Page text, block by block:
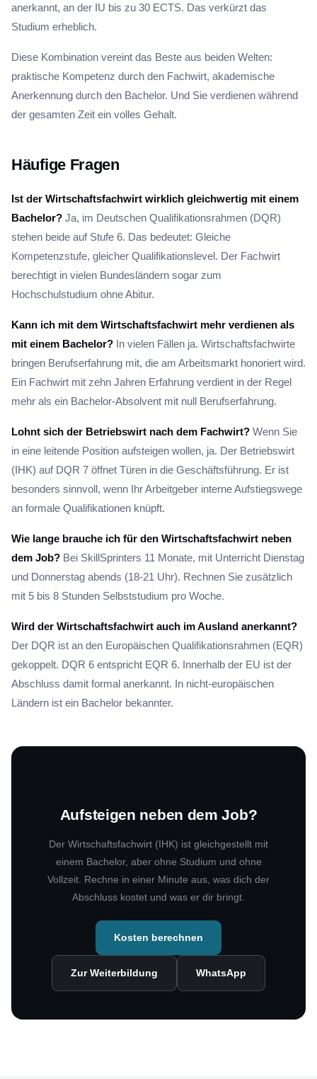
anerkannt, an der IU bis zu 30 ECTS. Das verkürzt das
Studium erheblich.
Diese Kombination vereint das Beste aus beiden Welten:
praktische Kompetenz durch den Fachwirt, akademische
Anerkennung durch den Bachelor. Und Sie verdienen während
der gesamten Zeit ein volles Gehalt.
Häufige Fragen
Ist der Wirtschaftsfachwirt wirklich gleichwertig mit einem
Bachelor? Ja, im Deutschen Qualifikationsrahmen (DQR)
stehen beide auf Stufe 6. Das bedeutet: Gleiche
Kompetenzstufe, gleicher Qualifikationslevel. Der Fachwirt
berechtigt in vielen Bundesländern sogar zum
Hochschulstudium ohne Abitur.
Kann ich mit dem Wirtschaftsfachwirt mehr verdienen als
mit einem Bachelor? In vielen Fällen ja. Wirtschaftsfachwirte
bringen Berufserfahrung mit, die am Arbeitsmarkt honoriert wird.
Ein Fachwirt mit zehn Jahren Erfahrung verdient in der Regel
mehr als ein Bachelor-Absolvent mit null Berufserfahrung.
Lohnt sich der Betriebswirt nach dem Fachwirt? Wenn Sie
in eine leitende Position aufsteigen wollen, ja. Der Betriebswirt
(IHK) auf DQR 7 öffnet Türen in die Geschäftsführung. Er ist
besonders sinnvoll, wenn Ihr Arbeitgeber interne Aufstiegswege
an formale Qualifikationen knüpft.
Wie lange brauche ich für den Wirtschaftsfachwirt neben
dem Job? Bei SkillSprinters 11 Monate, mit Unterricht Dienstag
und Donnerstag abends (18-21 Uhr). Rechnen Sie zusätzlich
mit 5 bis 8 Stunden Selbststudium pro Woche.
Wird der Wirtschaftsfachwirt auch im Ausland anerkannt?
Der DQR ist an den Europäischen Qualifikationsrahmen (EQR)
gekoppelt. DQR 6 entspricht EQR 6. Innerhalb der EU ist der
Abschluss damit formal anerkannt. In nicht-europäischen
Ländern ist ein Bachelor bekannter.
Aufsteigen neben dem Job?
Der Wirtschaftsfachwirt (IHK) ist gleichgestellt mit
einem Bachelor, aber ohne Studium und ohne
Vollzeit. Rechne in einer Minute aus, was dich der
Abschluss kostet und was er dir bringt.
Kosten berechnen
Zur Weiterbildung WhatsApp